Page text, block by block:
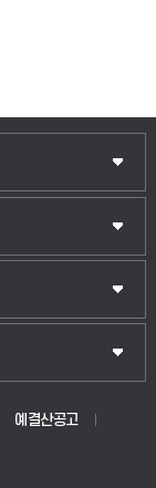
예결산공고